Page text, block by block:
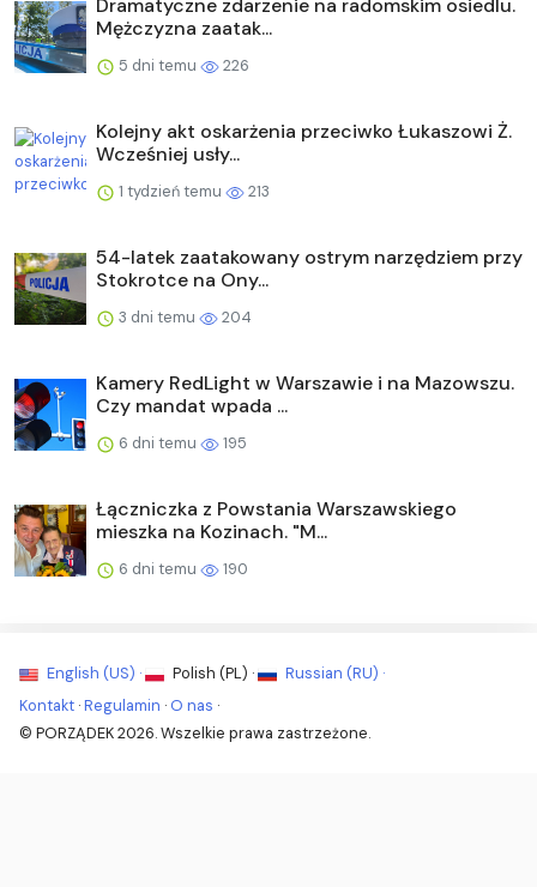
Dramatyczne zdarzenie na radomskim osiedlu.
Mężczyzna zaatak...
5 dni temu 226
Kolejny akt oskarżenia przeciwko Łukaszowi Ż.
Wcześniej usły...
1 tydzień temu 213
54-latek zaatakowany ostrym narzędziem przy
Stokrotce na Ony...
3 dni temu 204
Kamery RedLight w Warszawie i na Mazowszu.
Czy mandat wpada ...
6 dni temu 195
Łączniczka z Powstania Warszawskiego
mieszka na Kozinach. "M...
6 dni temu 190
English (US) · Polish (PL) ·
Russian (RU) ·
Kontakt ·Regulamin · O nas ·
© PORZĄDEK 2026. Wszelkie prawa zastrzeżone.